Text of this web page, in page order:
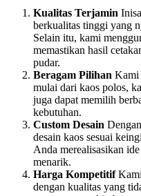
Kualitas Terjamin
berkualitas tinggi yang
Selain itu, kami
memastikan hasil
pudar.
Beragam Pilihan Kami
mulai dari kaos polos,
juga dapat memilih
kebutuhan.
Custom Desain
desain kaos sesuai
Anda merealisasikan
menarik.
Harga KompetitifKami
dengan kualitas yang